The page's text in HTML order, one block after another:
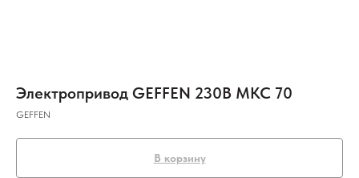
Электропривод GEFFEN 230В МКС 70
GEFFEN
В корзину